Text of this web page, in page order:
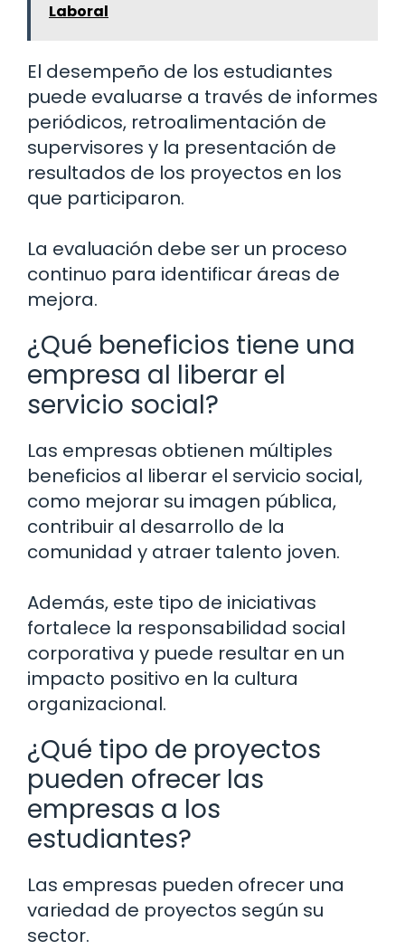
Laboral
El desempeño de los estudiantes
puede evaluarse a través de informes
periódicos, retroalimentación de
supervisores y la presentación de
resultados de los proyectos en los
que participaron.
La evaluación debe ser un proceso
continuo para identificar áreas de
mejora.
¿Qué beneficios tiene una
empresa al liberar el
servicio social?
Las empresas obtienen múltiples
beneficios al liberar el servicio social,
como mejorar su imagen pública,
contribuir al desarrollo de la
comunidad y atraer talento joven.
Además, este tipo de iniciativas
fortalece la responsabilidad social
corporativa y puede resultar en un
impacto positivo en la cultura
organizacional.
¿Qué tipo de proyectos
pueden ofrecer las
empresas a los
estudiantes?
Las empresas pueden ofrecer una
variedad de proyectos según su
sector.